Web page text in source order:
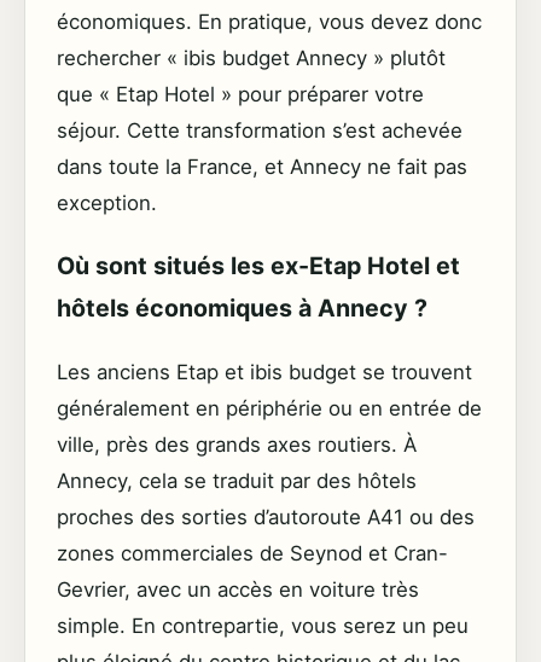
économiques. En pratique, vous devez donc
rechercher « ibis budget Annecy » plutôt
que « Etap Hotel » pour préparer votre
séjour. Cette transformation s’est achevée
dans toute la France, et Annecy ne fait pas
exception.
Où sont situés les ex-Etap Hotel et
hôtels économiques à Annecy ?
Les anciens Etap et ibis budget se trouvent
généralement en périphérie ou en entrée de
ville, près des grands axes routiers. À
Annecy, cela se traduit par des hôtels
proches des sorties d’autoroute A41 ou des
zones commerciales de Seynod et Cran-
Gevrier, avec un accès en voiture très
simple. En contrepartie, vous serez un peu